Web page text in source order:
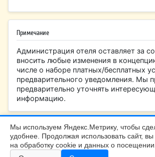
Примечание
Администрация отеля оставляет за
вносить любые изменения в
числе о наборе платных/бесплатных
предварительного уведомления. Мы
предварительно уточнять
информацию.
БалтТур Калининград |+7 (4012)
Калининград, Больничная 24,
Мы используем Яндекс.Метрику, чтобы
удобнее. Продолжая использовать сайт, вы
на обработку cookie и данных о посещении.